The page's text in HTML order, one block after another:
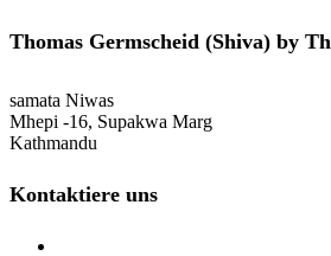
Thomas Germscheid (Shiva) by
samata Niwas
Mhepi -16, Supakwa Marg
Kathmandu
Kontaktiere uns